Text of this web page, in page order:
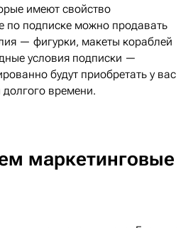
имеют свойство
по подписке можно продавать
— фигурки, макеты кораблей
условия подписки —
будут приобретать у вас
времени.
маркетинговые